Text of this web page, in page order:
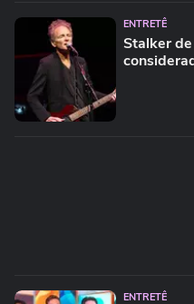
ENTRETÊ
Stalker
ENTRETÊ